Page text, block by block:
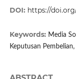
DOI: https://doi.org/
Keywords: Media
Keputusan